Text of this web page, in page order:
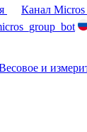
Канал
и